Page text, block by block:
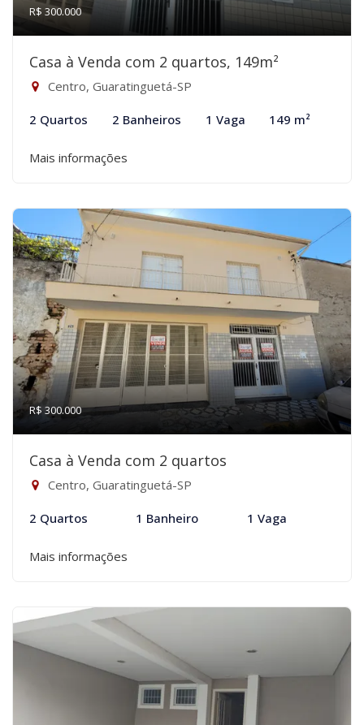
R$ 300.000
Casa à Venda com 2 quartos, 149m²
Centro, Guaratinguetá-SP
2 Quartos 2 Banheiros 1 Vaga 149 m²
Mais informações
R$ 300.000
Casa à Venda com 2 quartos
Centro, Guaratinguetá-SP
2 Quartos 1 Banheiro 1 Vaga
Mais informações